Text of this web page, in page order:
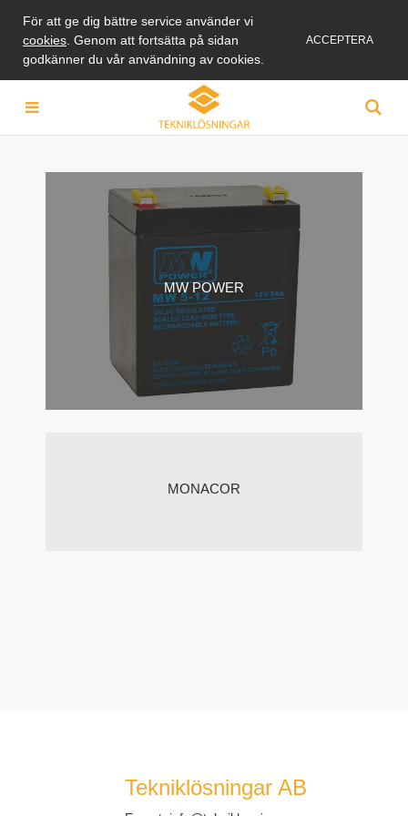
För att ge dig bättre service använder vi
cookies . Genom att fortsätta på sidan
godkänner du vår användning av cookies.
ACCEPTERA
MW POWER
MONACOR
Tekniklösningar AB